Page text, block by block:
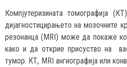
Компјутеризината томографија
дијагностицирањето на мозочните
резонанца (MRI) може да покаже
како и да открие присуство на
тумор. КТ, MRI ангиографија или